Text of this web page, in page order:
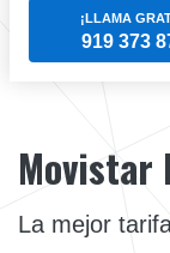
¡LLAMA
919 373
Movistar
La mejor